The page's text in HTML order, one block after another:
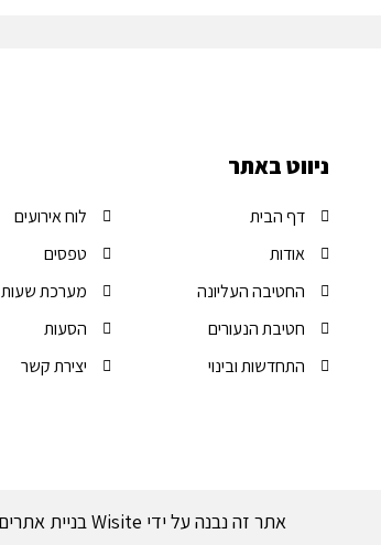
ניווט באתר
דף הבית
אודות
החטיבה העליונה
חטיבת הנעורים
התחדשות ובינוי
לוח אירועים
טפסים
מערכת שעות
הסעות
יצירת קשר
אתר זה נבנה על ידי Wisite בניית אתרים